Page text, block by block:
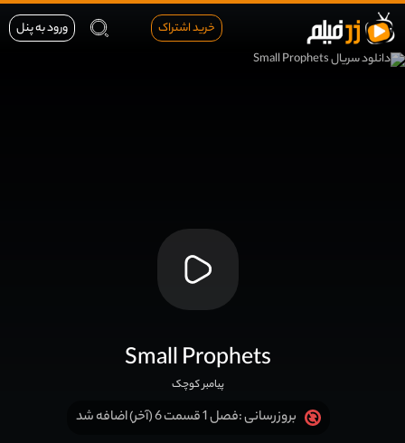
خرید اشتراک ورود به پنل
Small Prophets
پیامبر کوچک
بروزرسانی :فصل 1 قسمت 6 (آخر) اضافه شد